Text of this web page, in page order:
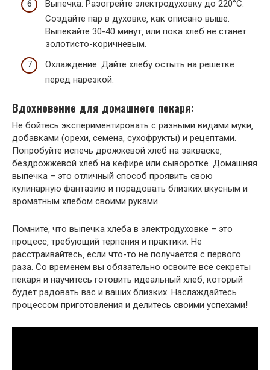
Выпечка: Разогрейте электродуховку до 220°C.
Создайте пар в духовке‚ как описано выше.
Выпекайте 30-40 минут‚ или пока хлеб не станет
золотисто-коричневым.
Охлаждение: Дайте хлебу остыть на решетке
перед нарезкой.
Вдохновение для домашнего пекаря:
Не бойтесь экспериментировать с разными видами муки‚
добавками (орехи‚ семена‚ сухофрукты) и рецептами.
Попробуйте испечь дрожжевой хлеб на закваске‚
бездрожжевой хлеб на кефире или сыворотке. Домашняя
выпечка – это отличный способ проявить свою
кулинарную фантазию и порадовать близких вкусным и
ароматным хлебом своими руками.
Помните‚ что выпечка хлеба в электродуховке – это
процесс‚ требующий терпения и практики. Не
расстраивайтесь‚ если что-то не получается с первого
раза. Со временем вы обязательно освоите все секреты
пекаря и научитесь готовить идеальный хлеб‚ который
будет радовать вас и ваших близких. Наслаждайтесь
процессом приготовления и делитесь своими успехами!